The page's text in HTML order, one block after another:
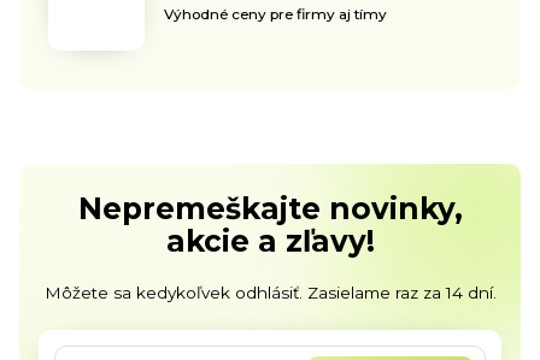
Výhodné ceny pre firmy aj tímy
Nepremeškajte novinky,
akcie a zľavy!
Môžete sa kedykoľvek odhlásiť. Zasielame raz za 14 dní.